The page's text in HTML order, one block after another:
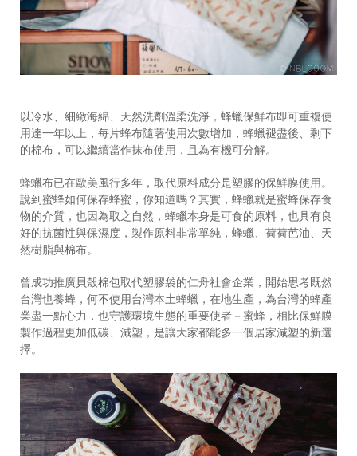
以冷水、細緻海綿、天然洗劑溫柔洗淨，蜂蠟保鮮布即可重複使
用達一年以上，每片蜂布隨著使用次數增加，蜂蠟褪盡後、剩下
的棉布，可以繼續當作抹布使用，且為有機可分解。
蜂蠟布已在歐美風行多年，取代原料成分是塑膠的保鮮膜使用。
說到蜜蜂如何保存蜂蜜，你知道嗎？其實，蜂蠟就是蜜蜂保存食
物的介質，也因為取之自然，蜂蠟本身是可食的原料，也具有良
好的抗菌性與保濕度，製作原料非常單純，蜂蠟、荷荷芭油、天
然樹脂與棉布。
曾成功推廣貝殼棉包取代塑膠袋的仁舟社會企業，開始思考既然
台灣也養蜂，何不使用台灣本土蜂蠟，在地生產，為台灣的蜂產
業盡一點心力，也守護環境生態的重要使者－蜜蜂，相比保鮮膜
製作過程更加低碳、減塑，是讓大家都能多一個居家減塑的新選
擇。